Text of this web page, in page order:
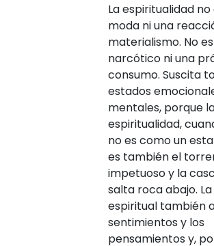
La espiritualidad no
moda ni una
materialismo. No
narcótico ni una
consumo. Suscita
estados
mentales, porque
espiritualidad,
no es como un
es también el
impetuoso y la
salta roca abajo.
espiritual también
sentimientos y los
pensamientos y,